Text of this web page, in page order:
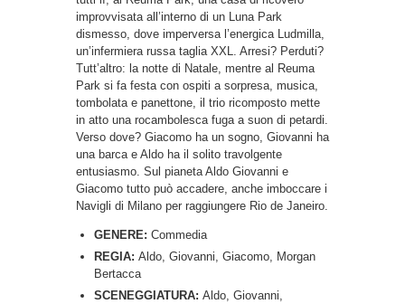
improvvisata all’interno di un Luna Park
dismesso, dove imperversa l’energica Ludmilla,
un’infermiera russa taglia XXL. Arresi? Perduti?
Tutt’altro: la notte di Natale, mentre al Reuma
Park si fa festa con ospiti a sorpresa, musica,
tombolata e panettone, il trio ricomposto mette
in atto una rocambolesca fuga a suon di petardi.
Verso dove? Giacomo ha un sogno, Giovanni ha
una barca e Aldo ha il solito travolgente
entusiasmo. Sul pianeta Aldo Giovanni e
Giacomo tutto può accadere, anche imboccare i
Navigli di Milano per raggiungere Rio de Janeiro.
GENERE: Commedia
REGIA: Aldo, Giovanni, Giacomo, Morgan
Bertacca
SCENEGGIATURA: Aldo, Giovanni,